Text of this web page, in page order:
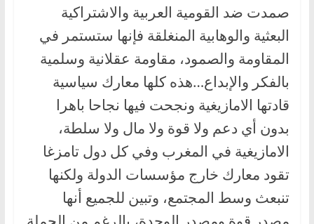
صمدت ضد القومية العربية والاشتراكية
البعثية والوهابية المنغلقة فإنها ستستمر في
المقاومة والصمود، مقاومة عقلانية وسلمية
بالفكر والإبداع…هذه كلها معارك سياسية
قادتها الامازيغية ونجحت فيها نجاحا باهرا
بدون أي دعم ولا قوة ولا مال ولا سلطة،
الامازيغية في المغرب وفي كل دول تامزغا
تقود معارك خارج مؤسسات الدولة ولكنها
تنبعث وسط المجتمع، وتبين للجميع أنها